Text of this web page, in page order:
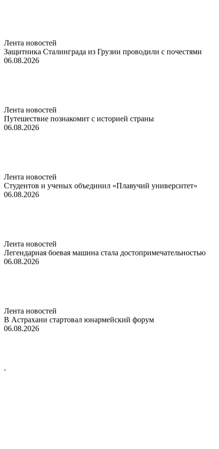
Лента новостей
Защитника Сталинграда из Грузии проводили с почестями
06.08.2026
Лента новостей
Путешествие познакомит с историей страны
06.08.2026
Лента новостей
Студентов и ученых объединил «Плавучий университет»
06.08.2026
Лента новостей
Легендарная боевая машина стала достопримечательностью
06.08.2026
Лента новостей
В Астрахани стартовал юнармейский форум
06.08.2026